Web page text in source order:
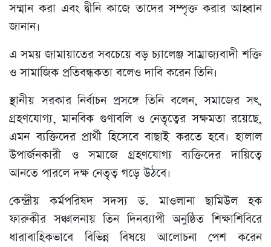
সম্মান করা এবং দ্বীনি কাজে তাদের সম্পৃক্ত করার আহ্বান
জানান।
এ সময় জামায়াতের সবচেয়ে বড় চ্যালেঞ্জ সাম্রাজ্যবাদী শক্তি
ও সামাজিক প্রতিবন্ধকতা বলেও দাবি করেন তিনি।
স্থানীয় সরকার নির্বাচন প্রসঙ্গে তিনি বলেন, সমাজের সৎ,
গ্রহণযোগ্য, মানবিক গুণাবলি ও নেতৃত্বের সক্ষমতা রয়েছে,
এমন ব্যক্তিদের প্রার্থী হিসেবে বাছাই করতে হবে। হালাল
উপার্জনকারী ও সমাজে গ্রহণযোগ্য ব্যক্তিদের দায়িত্বে
আনতে পারলে দক্ষ নেতৃত্ব গড়ে উঠবে।
কেন্দ্রীয় কর্মপরিষদ সদস্য ড. মাওলানা ছামিউল হক
ফারুকীর সঞ্চালনায় তিন দিনব্যাপী অনুষ্ঠিত শিক্ষাশিবিরে
ধারাবাহিকভাবে বিভিন্ন বিষয়ে আলোচনা পেশ করেন